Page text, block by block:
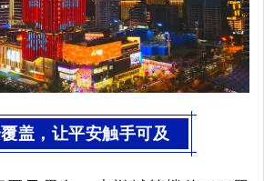
盖，让平安触手可及